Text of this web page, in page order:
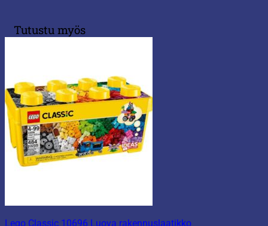
Tutustu myös
Lego Classic 10696 Luova rakennuslaatikko